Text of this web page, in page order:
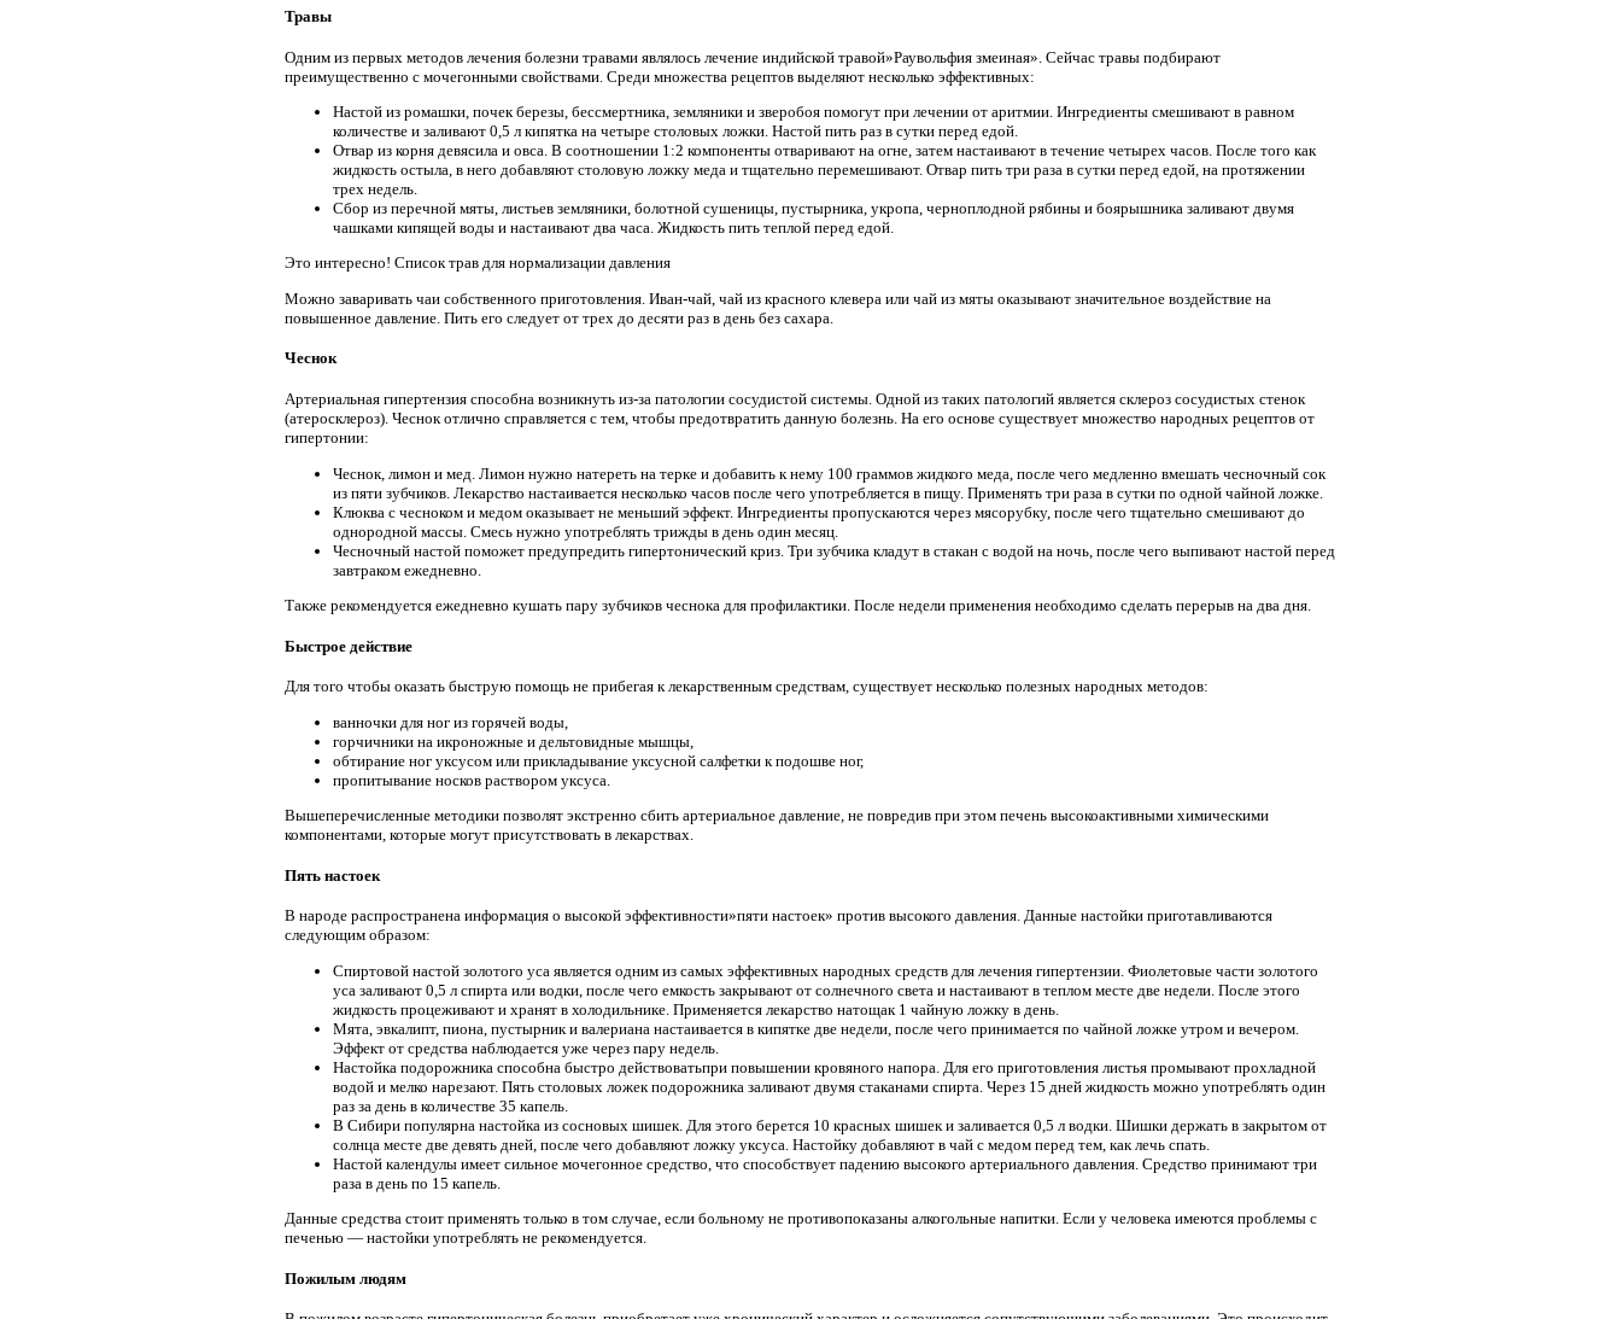
Травы
Одним из первых методов лечения болезни травами являлось лечение индийской травой»Раувольфия змеиная». Сейчас травы подбирают
преимущественно с мочегонными свойствами. Среди множества рецептов выделяют несколько эффективных:
Настой из ромашки, почек березы, бессмертника, земляники и зверобоя помогут при лечении от аритмии. Ингредиенты смешивают в равном
количестве и заливают 0,5 л кипятка на четыре столовых ложки. Настой пить раз в сутки перед едой.
Отвар из корня девясила и овса. В соотношении 1:2 компоненты отваривают на огне, затем настаивают в течение четырех часов. После того как
жидкость остыла, в него добавляют столовую ложку меда и тщательно перемешивают. Отвар пить три раза в сутки перед едой, на протяжении
трех недель.
Сбор из перечной мяты, листьев земляники, болотной сушеницы, пустырника, укропа, черноплодной рябины и боярышника заливают двумя
чашками кипящей воды и настаивают два часа. Жидкость пить теплой перед едой.
Это интересно! Список трав для нормализации давления
Можно заваривать чаи собственного приготовления. Иван-чай, чай из красного клевера или чай из мяты оказывают значительное воздействие на
повышенное давление. Пить его следует от трех до десяти раз в день без сахара.
Чеснок
Артериальная гипертензия способна возникнуть из-за патологии сосудистой системы. Одной из таких патологий является склероз сосудистых стенок
(атеросклероз). Чеснок отлично справляется с тем, чтобы предотвратить данную болезнь. На его основе существует множество народных рецептов от
гипертонии:
Чеснок, лимон и мед. Лимон нужно натереть на терке и добавить к нему 100 граммов жидкого меда, после чего медленно вмешать чесночный сок
из пяти зубчиков. Лекарство настаивается несколько часов после чего употребляется в пищу. Применять три раза в сутки по одной чайной ложке.
Клюква с чесноком и медом оказывает не меньший эффект. Ингредиенты пропускаются через мясорубку, после чего тщательно смешивают до
однородной массы. Смесь нужно употреблять трижды в день один месяц.
Чесночный настой поможет предупредить гипертонический криз. Три зубчика кладут в стакан с водой на ночь, после чего выпивают настой перед
завтраком ежедневно.
Также рекомендуется ежедневно кушать пару зубчиков чеснока для профилактики. После недели применения необходимо сделать перерыв на два дня.
Быстрое действие
Для того чтобы оказать быструю помощь не прибегая к лекарственным средствам, существует несколько полезных народных методов:
ванночки для ног из горячей воды,
горчичники на икроножные и дельтовидные мышцы,
обтирание ног уксусом или прикладывание уксусной салфетки к подошве ног,
пропитывание носков раствором уксуса.
Вышеперечисленные методики позволят экстренно сбить артериальное давление, не повредив при этом печень высокоактивными химическими
компонентами, которые могут присутствовать в лекарствах.
Пять настоек
В народе распространена информация о высокой эффективности»пяти настоек» против высокого давления. Данные настойки приготавливаются
следующим образом:
Спиртовой настой золотого уса является одним из самых эффективных народных средств для лечения гипертензии. Фиолетовые части золотого
уса заливают 0,5 л спирта или водки, после чего емкость закрывают от солнечного света и настаивают в теплом месте две недели. После этого
жидкость процеживают и хранят в холодильнике. Применяется лекарство натощак 1 чайную ложку в день.
Мята, эвкалипт, пиона, пустырник и валериана настаивается в кипятке две недели, после чего принимается по чайной ложке утром и вечером.
Эффект от средства наблюдается уже через пару недель.
Настойка подорожника способна быстро действоватьпри повышении кровяного напора. Для его приготовления листья промывают прохладной
водой и мелко нарезают. Пять столовых ложек подорожника заливают двумя стаканами спирта. Через 15 дней жидкость можно употреблять один
раз за день в количестве 35 капель.
В Сибири популярна настойка из сосновых шишек. Для этого берется 10 красных шишек и заливается 0,5 л водки. Шишки держать в закрытом от
солнца месте две девять дней, после чего добавляют ложку уксуса. Настойку добавляют в чай с медом перед тем, как лечь спать.
Настой календулы имеет сильное мочегонное средство, что способствует падению высокого артериального давления. Средство принимают три
раза в день по 15 капель.
Данные средства стоит применять только в том случае, если больному не противопоказаны алкогольные напитки. Если у человека имеются проблемы с
печенью — настойки употреблять не рекомендуется.
Пожилым людям